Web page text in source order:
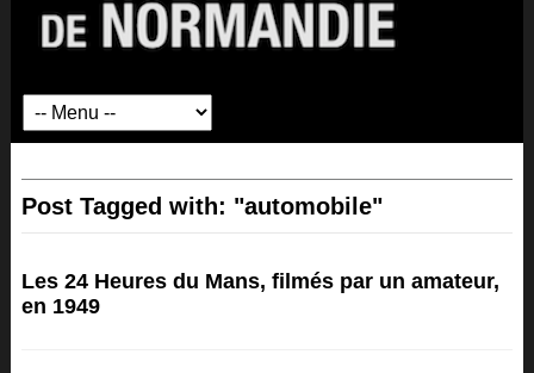
Post Tagged with: "automobile"
Les 24 Heures du Mans, filmés par un amateur,
en 1949